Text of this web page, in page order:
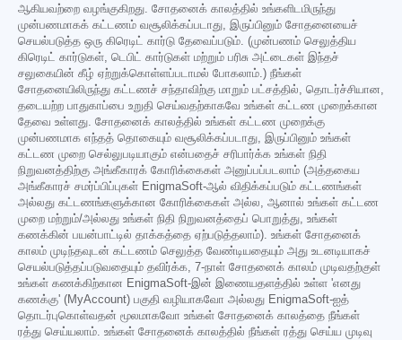
ஆகியவற்றை வழங்குகிறது. சோதனைக் காலத்தில் உங்களிடமிருந்து
முன்பணமாகக் கட்டணம் வசூலிக்கப்படாது, இருப்பினும் சோதனையைச்
செயல்படுத்த ஒரு கிரெடிட் கார்டு தேவைப்படும். (முன்பணம் செலுத்திய
கிரெடிட் கார்டுகள், டெபிட் கார்டுகள் மற்றும் பரிசு அட்டைகள் இந்தச்
சலுகையின் கீழ் ஏற்றுக்கொள்ளப்படாமல் போகலாம்.) நீங்கள்
சோதனையிலிருந்து கட்டணச் சந்தாவிற்கு மாறும் பட்சத்தில், தொடர்ச்சியான,
தடையற்ற பாதுகாப்பை உறுதி செய்வதற்காகவே உங்கள் கட்டண முறைக்கான
தேவை உள்ளது. சோதனைக் காலத்தில் உங்கள் கட்டண முறைக்கு
முன்பணமாக எந்தத் தொகையும் வசூலிக்கப்படாது, இருப்பினும் உங்கள்
கட்டண முறை செல்லுபடியாகும் என்பதைச் சரிபார்க்க உங்கள் நிதி
நிறுவனத்திற்கு அங்கீகாரக் கோரிக்கைகள் அனுப்பப்படலாம் (அத்தகைய
அங்கீகாரச் சமர்ப்பிப்புகள் EnigmaSoft-ஆல் விதிக்கப்படும் கட்டணங்கள்
அல்லது கட்டணங்களுக்கான கோரிக்கைகள் அல்ல, ஆனால் உங்கள் கட்டண
முறை மற்றும்/அல்லது உங்கள் நிதி நிறுவனத்தைப் பொறுத்து, உங்கள்
கணக்கின் பயன்பாட்டில் தாக்கத்தை ஏற்படுத்தலாம்). உங்கள் சோதனைக்
காலம் முடிந்தவுடன் கட்டணம் செலுத்த வேண்டியதையும் அது உடனடியாகச்
செயல்படுத்தப்படுவதையும் தவிர்க்க, 7-நாள் சோதனைக் காலம் முடிவதற்குள்
உங்கள் கணக்கிற்கான EnigmaSoft-இன் இணையதளத்தில் உள்ள 'எனது
கணக்கு' (MyAccount) பகுதி வழியாகவோ அல்லது EnigmaSoft-ஐத்
தொடர்புகொள்வதன் மூலமாகவோ உங்கள் சோதனைக் காலத்தை நீங்கள்
ரத்து செய்யலாம். உங்கள் சோதனைக் காலத்தில் நீங்கள் ரத்து செய்ய முடிவு